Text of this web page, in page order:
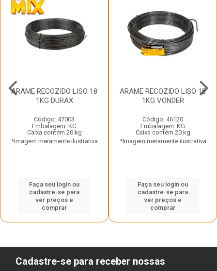
ARAME RECOZIDO LISO 18
1KG DURAX
Código: 47003
Embalagem: KG
Caixa contém 20 kg
*Imagem meramente ilustrativa
Faça seu login ou
cadastre-se para
ver preços e
comprar
ARAME RECOZIDO LISO 18
1KG VONDER
Código: 46120
Embalagem: KG
Caixa contém 20 kg
*Imagem meramente ilustrativa
Faça seu login ou
cadastre-se para
ver preços e
comprar
Cadastre-se para receber nossas